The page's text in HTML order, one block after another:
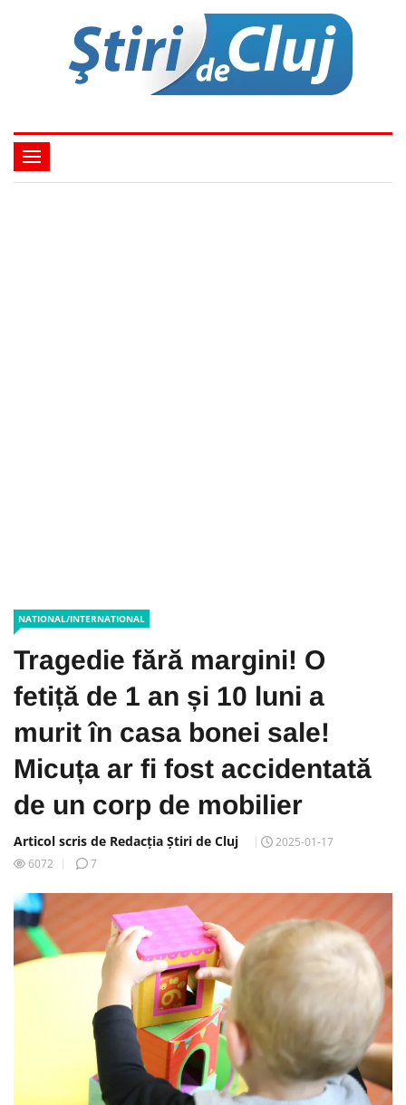
NATIONAL/INTERNATIONAL
Tragedie fără margini! O
fetiță de 1 an și 10 luni a
murit în casa bonei sale!
Micuța ar fi fost accidentată
de un corp de mobilier
Articol scris de Redacția Știri de Cluj
2025-01-17
6072
7